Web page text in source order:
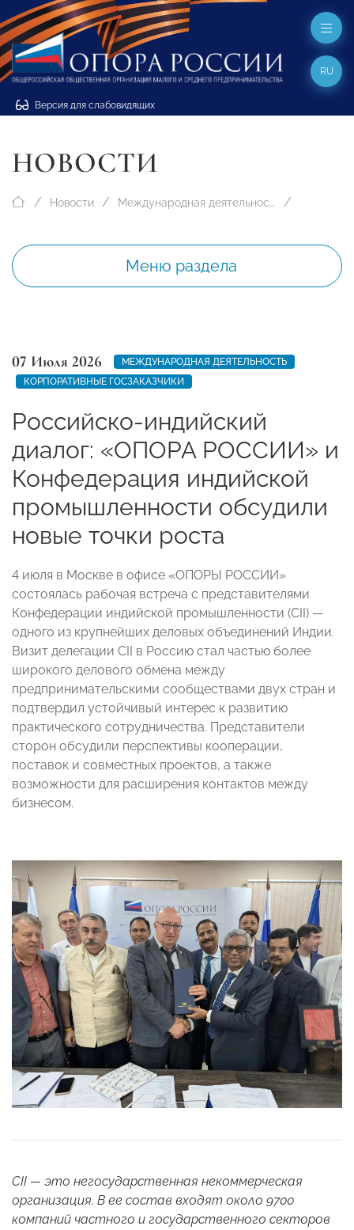
Версия для слабовидящих
RU
НОВОСТИ
Новости Международная деятельность
Меню раздела
07 Июля 2026
МЕЖДУНАРОДНАЯ ДЕЯТЕЛЬНОСТЬ
КОРПОРАТИВНЫЕ ГОСЗАКАЗЧИКИ
Российско-индийский
диалог: «ОПОРА РОССИИ» и
Конфедерация индийской
промышленности обсудили
новые точки роста
4 июля в Москве в офисе «ОПОРЫ РОССИИ»
состоялась рабочая встреча с представителями
Конфедерации индийской промышленности (CII) —
одного из крупнейших деловых объединений Индии.
Визит делегации CII в Россию стал частью более
широкого делового обмена между
предпринимательскими сообществами двух стран и
подтвердил устойчивый интерес к развитию
практического сотрудничества. Представители
сторон обсудили перспективы кооперации,
поставок и совместных проектов, а также
возможности для расширения контактов между
бизнесом.
CII — это негосударственная некоммерческая
организация. В ее состав входят около 9700
компаний частного и государственного секторов